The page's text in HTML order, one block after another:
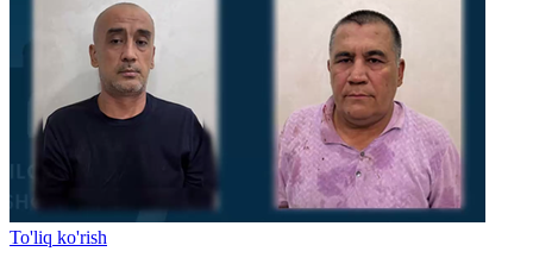
To'liq ko'rish